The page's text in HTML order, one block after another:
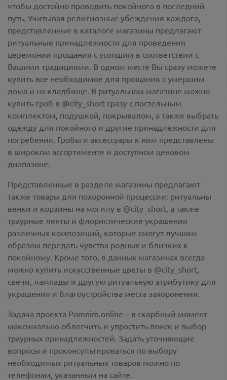
чтобы достойно проводить покойного в последний
путь. Учитывая религиозные убеждения каждого,
представленные в каталоге магазины предлагают
ритуальные принадлежности для проведения
церемонии прощания с усопшим в соответствии с
Вашими традициями. В одном месте Вы сразу можете
купить все необходимое для прощания с умершим
дома и на кладбище. В ритуальном магазине можно
купить гроб в @city_short сразу с постельным
комплектом, подушкой, покрывалом, а также выбрать
одежду для покойного и другие принадлежности для
погребения. Гробы и аксессуары к ним представлены
в широком ассортименте и доступном ценовом
диапазоне.
Представленные в разделе магазины предлагают
также товары для похоронной процессии: ритуальны
венки и корзины на могилу в @city_short, а также
траурные ленты и флористические украшения
различных композиций, которые смогут лучшим
образом передать чувства родных и близких к
покойному. Кроме того, в данных магазинах всегда
можно купить искусственные цветы в @city_short,
свечи, лампады и другую ритуальную атрибутику для
украшения и благоустройства места захоронения.
Задача проекта Pomnim.online – в скорбный момент
максимально облегчить и упростить поиск и выбор
траурных принадлежностей. Задать уточняющие
вопросы и проконсультироваться по выбору
необходимых ритуальных товаров можно по
телефонам, указанным на сайте.